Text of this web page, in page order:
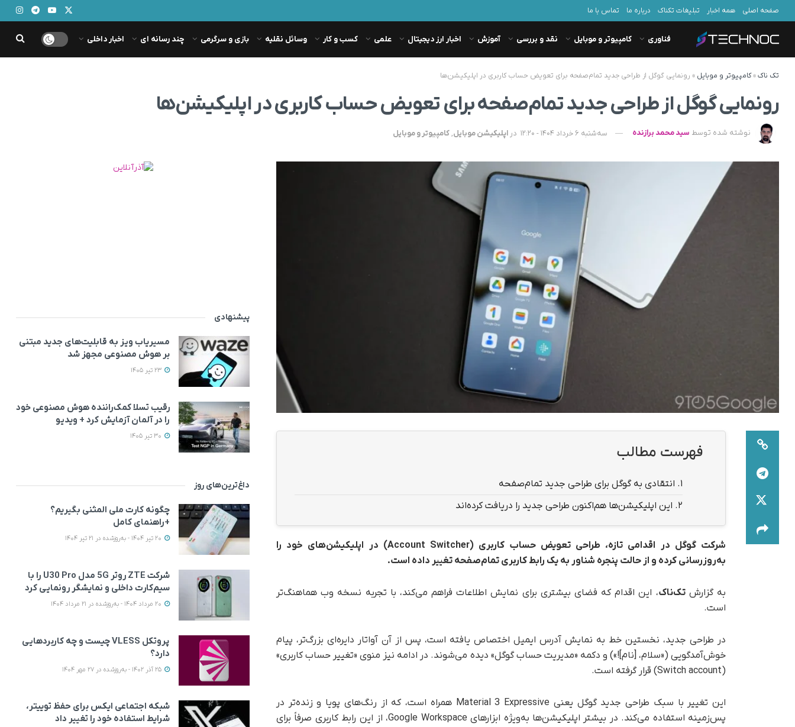
صفحه اصلی همه اخبار تبلیغات تکناک درباره ما تماس با ما
فناوری کامپیوتر و موبایل نقد و بررسی آموزش اخبار ارز دیجیتال علمی کسب و کار وسائل نقلیه بازی و سرگرمی چند رسانه ای اخبار داخلی
تک ناک»کامپیوتر و موبایل » رونمایی گوگل از طراحی جدید تمام‌صفحه برای تعویض حساب کاربری در اپلیکیشن‌ها
رونمایی گوگل از طراحی جدید تمام‌صفحه برای تعویض حساب کاربری در اپلیکیشن‌ها
نوشته شده توسط سید محمد برازنده سه‌شنبه 6 خرداد 1404 - 12:20 در اپلیکیشن موبایل,کامپیوتر و موبایل
فهرست مطالب
1. انتقادی به گوگل برای طراحی جدید تمام‌صفحه
2. این اپلیکیشن‌ها هم‌اکنون طراحی جدید را دریافت کرده‌اند
شرکت گوگل در اقدامی تازه، طراحی تعویض حساب کاربری (Account Switcher) در اپلیکیشن‌های خود را
به‌روزرسانی کرده و از حالت پنجره شناور به یک رابط کاربری تمام‌صفحه تغییر داده است.
به گزارشتک‌ناک، این اقدام که فضای بیشتری برای نمایش اطلاعات فراهم می‌کند، با تجربه نسخه وب هماهنگ‌تر
است.
در طراحی جدید، نخستین خط به نمایش آدرس ایمیل اختصاص یافته است، پس از آن آواتار دایره‌ای بزرگ‌تر، پیام
خوش‌آمدگویی («سلام، [نام]!») و دکمه «مدیریت حساب گوگل» دیده می‌شوند. در ادامه نیز منوی «تغییر حساب کاربری»
(Switch account) قرار گرفته است.
این تغییر با سبک طراحی جدید گوگل یعنی Material 3 Expressive همراه است، که از رنگ‌های پویا و زنده‌تر در
پس‌زمینه استفاده می‌کند. در بیشتر اپلیکیشن‌ها به‌ویژه ابزارهای Google Workspace، از این رابط کاربری صرفاً برای
پیشنهادی
مسیریاب ویز به قابلیت‌های جدید مبتنی
بر هوش مصنوعی مجهز شد
رقیب تسلا کمک‌راننده هوش مصنوعی خود
را در آلمان آزمایش کرد + ویدیو
داغ‌ترین‌های روز
چگونه کارت ملی المثنی بگیریم؟
+راهنمای کامل
شرکت ZTE روتر 5G مدل U30 Pro را با
سیم‌کارت داخلی و نمایشگر رونمایی کرد
پروتکل VLESS چیست و چه کاربردهایی
دارد؟
شبکه اجتماعی ایکس برای حفظ توییتر،
شرایط استفاده خود را تغییر داد